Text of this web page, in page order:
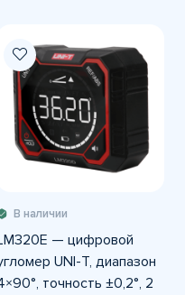
В наличии
— цифровой
UNI-T, диапазон
точность ±0,2°, 2